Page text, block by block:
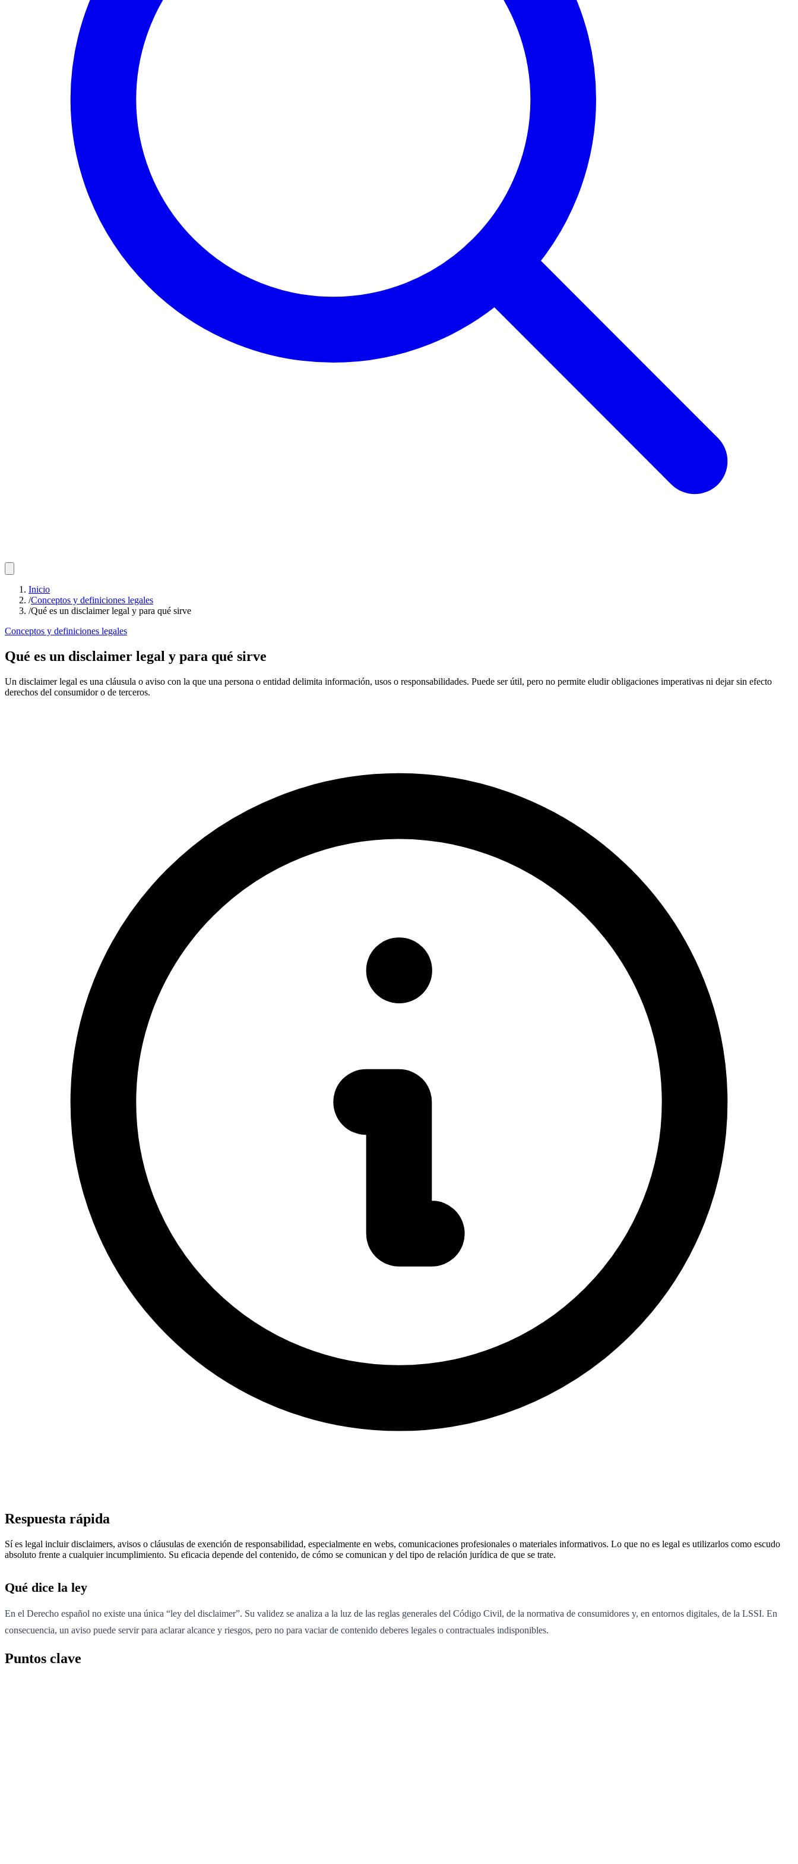
Inicio
/Conceptos y definiciones legales
/Qué es un disclaimer legal y para qué sirve
Conceptos y definiciones legales
Qué es un disclaimer legal y para qué sirve
Un disclaimer legal es una cláusula o aviso con la que una persona o entidad delimita información, usos o responsabilidades. Puede ser útil, pero no permite eludir obligaciones imperativas ni dejar sin efecto
derechos del consumidor o de terceros.
Respuesta rápida
Sí es legal incluir disclaimers, avisos o cláusulas de exención de responsabilidad, especialmente en webs, comunicaciones profesionales o materiales informativos. Lo que no es legal es utilizarlos como escudo
absoluto frente a cualquier incumplimiento. Su eficacia depende del contenido, de cómo se comunican y del tipo de relación jurídica de que se trate.
Qué dice la ley
En el Derecho español no existe una única “ley del disclaimer”. Su validez se analiza a la luz de las reglas generales del Código Civil, de la normativa de consumidores y, en entornos digitales, de la LSSI. En
consecuencia, un aviso puede servir para aclarar alcance y riesgos, pero no para vaciar de contenido deberes legales o contractuales indisponibles.
Puntos clave